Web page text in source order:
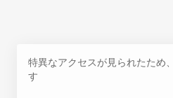
特異なアクセスが見られたため
す